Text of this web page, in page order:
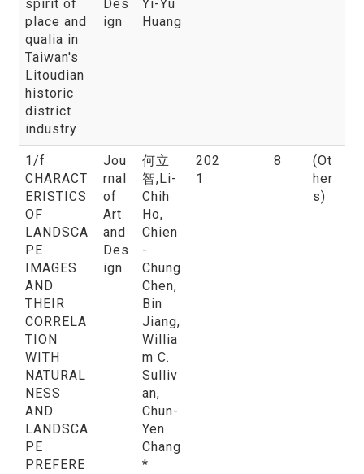
spirit of
place and
qualia in
Taiwan's
Litoudian
historic
district
industry
Des
ign
Yi-Yu
Huang
1/f
CHARACT
ERISTICS
OF
LANDSCA
PE
IMAGES
AND
THEIR
CORRELA
TION
WITH
NATURAL
NESS
AND
LANDSCA
PE
PREFERE
Jou
rnal
of
Art
and
Des
ign
何立
智,Li-
Chih
Ho,
Chien
-
Chung
Chen,
Bin
Jiang,
Willia
m C.
Sulliv
an,
Chun-
Yen
Chang
*
202
1
8
(Ot
her
s)